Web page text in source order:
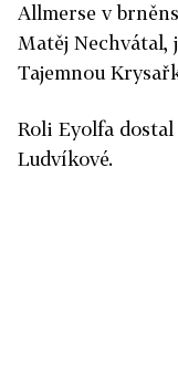
Allmerse v
Matěj Nechvátal,
Tajemnou
Roli Eyolfa
Ludvíkové.